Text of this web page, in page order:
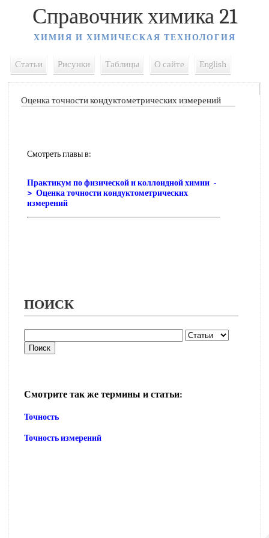
Справочник химика 21
ХИМИЯ И ХИМИЧЕСКАЯ ТЕХНОЛОГИЯ
Статьи Рисунки Таблицы О сайте English
Оценка точности кондуктометрических измерений
Смотреть главы в:
Практикум по физической и коллоидной химии -
> Оценка точности кондуктометрических
измерений
ПОИСК
Смотрите так же термины и статьи:
Точность
Точность измерений